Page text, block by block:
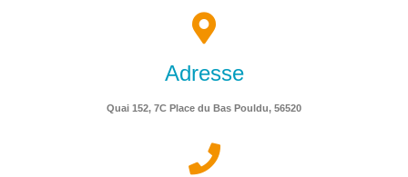
Adresse
Quai 152, 7C Place du Bas Pouldu, 56520